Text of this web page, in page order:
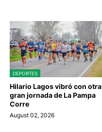
DEPORTES
Hilario Lagos vibró con otra
gran jornada de La Pampa
Corre
August 02, 2026